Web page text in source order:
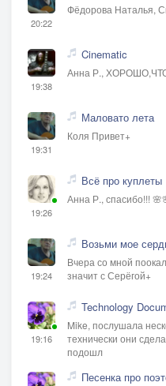
20:22
Фёдорова Наталья,
19:38
Cinematic
Анна Р.,
19:31
Маловато лета
Коля Привет+
19:26
Всё про куплеты
Анна Р., спасибо!!!
19:24
Возьми мое
Вчера со мной
значит с Серёгой+
19:16
Technology
Mike, послушала
технически они
подошл
Песенка про